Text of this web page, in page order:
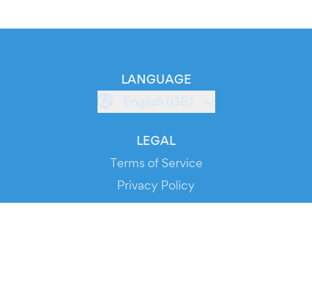
LANGUAGE
English (GB)
LEGAL
Terms of Service
Privacy Policy
Cookie Policy